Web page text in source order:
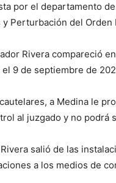
por el departamento
Perturbación del Orden
Rivera compareció
9 de septiembre de
a Medina le
al juzgado y no podrá
salió de las
a los medios de